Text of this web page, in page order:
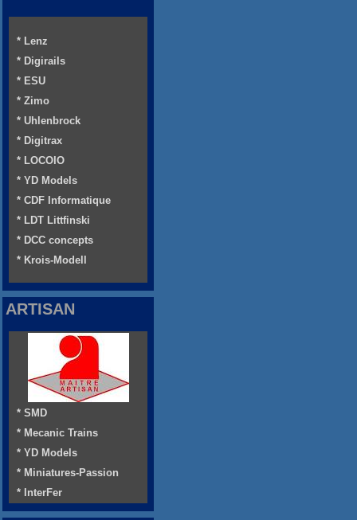
* Lenz
* Digirails
* ESU
* Zimo
* Uhlenbrock
* Digitrax
* LOCOIO
* YD Models
* CDF Informatique
* LDT Littfinski
* DCC concepts
* Krois-Modell
ARTISAN
* SMD
* Mecanic Trains
* YD Models
* Miniatures-Passion
* InterFer